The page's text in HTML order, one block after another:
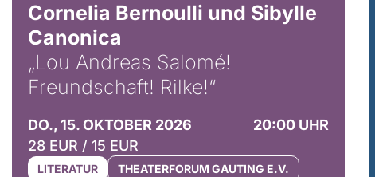
Cornelia Bernoulli und Sibylle
Canonica
„Lou Andreas Salomé!
Freundschaft! Rilke!“
DO., 15. OKTOBER 2026
20:00 UHR
28 EUR / 15 EUR
LITERATUR THEATERFORUM GAUTING E.V.